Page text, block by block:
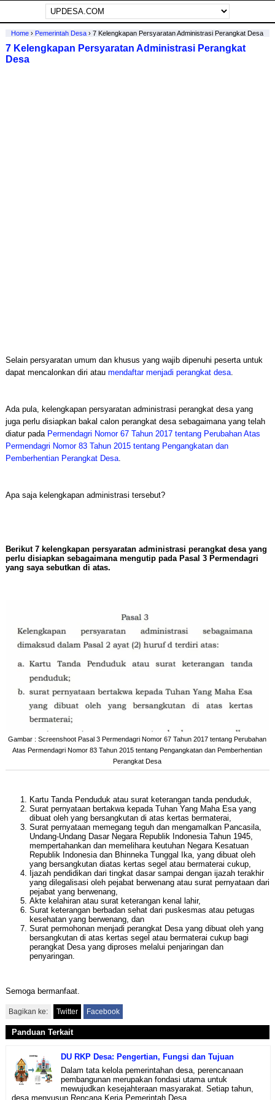
Home› Pemerintah Desa› 7 Kelengkapan Persyaratan Administrasi Perangkat Desa
7 Kelengkapan Persyaratan Administrasi Perangkat
Desa
Selain persyaratan umum dan khusus yang wajib dipenuhi peserta untuk
dapat mencalonkan diri atau mendaftar menjadi perangkat desa.
Ada pula, kelengkapan persyaratan administrasi perangkat desa yang
juga perlu disiapkan bakal calon perangkat desa sebagaimana yang telah
diatur pada Permendagri Nomor 67 Tahun 2017 tentang Perubahan Atas
Permendagri Nomor 83 Tahun 2015 tentang Pengangkatan dan
Pemberhentian Perangkat Desa.
Apa saja kelengkapan administrasi tersebut?
Berikut 7 kelengkapan persyaratan administrasi perangkat desa yang
perlu disiapkan sebagaimana mengutip pada Pasal 3 Permendagri
yang saya sebutkan di atas.
Gambar : Screenshoot Pasal 3 Permendagri Nomor 67 Tahun 2017 tentang Perubahan
Atas Permendagri Nomor 83 Tahun 2015 tentang Pengangkatan dan Pemberhentian
Perangkat Desa
Kartu Tanda Penduduk atau surat keterangan tanda penduduk,
Surat pernyataan bertakwa kepada Tuhan Yang Maha Esa yang
dibuat oleh yang bersangkutan di atas kertas bermaterai,
Surat pernyataan memegang teguh dan mengamalkan Pancasila,
Undang-Undang Dasar Negara Republik Indonesia Tahun 1945,
mempertahankan dan memelihara keutuhan Negara Kesatuan
Republik Indonesia dan Bhinneka Tunggal Ika, yang dibuat oleh
yang bersangkutan diatas kertas segel atau bermaterai cukup,
Ijazah pendidikan dari tingkat dasar sampai dengan ijazah terakhir
yang dilegalisasi oleh pejabat berwenang atau surat pernyataan dari
pejabat yang berwenang,
Akte kelahiran atau surat keterangan kenal lahir,
Surat keterangan berbadan sehat dari puskesmas atau petugas
kesehatan yang berwenang, dan
Surat permohonan menjadi perangkat Desa yang dibuat oleh yang
bersangkutan di atas kertas segel atau bermaterai cukup bagi
perangkat Desa yang diproses melalui penjaringan dan
penyaringan.
Semoga bermanfaat.
Bagikan ke: Twitter Facebook
Panduan Terkait
DU RKP Desa: Pengertian, Fungsi dan Tujuan
Dalam tata kelola pemerintahan desa, perencanaan
pembangunan merupakan fondasi utama untuk
mewujudkan kesejahteraan masyarakat. Setiap tahun,
desa menyusun Rencana Kerja Pemerintah Desa...